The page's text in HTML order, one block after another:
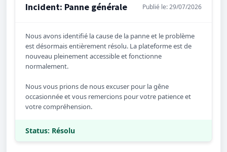
Incident: Panne générale Publié le: 29/07/2026
Nous avons identifié la cause de la panne et le problème
est désormais entièrement résolu. La plateforme est de
nouveau pleinement accessible et fonctionne
normalement.
Nous vous prions de nous excuser pour la gêne
occasionnée et vous remercions pour votre patience et
votre compréhension.
Status: Résolu